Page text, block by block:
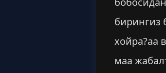
бирингиз
хойра?аа
маа